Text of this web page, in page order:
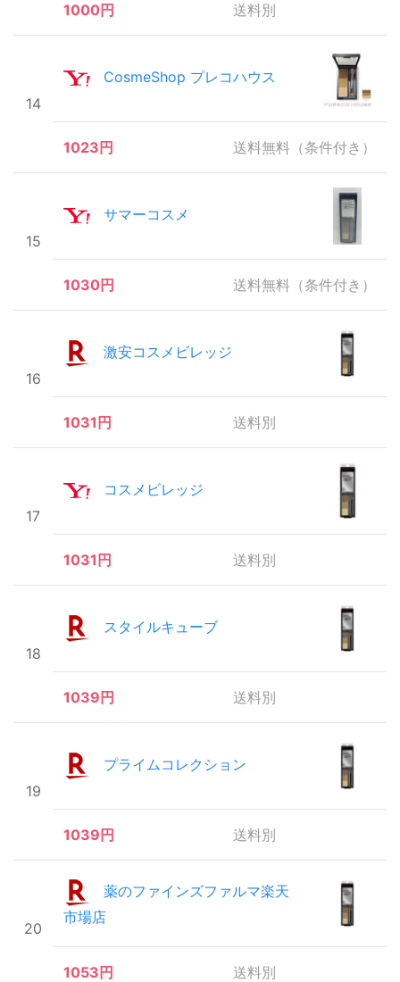
1000円 送料別
14
CosmeShop プレコハウス
1023円 送料無料（条件付き）
15
サマーコスメ
1030円 送料無料（条件付き）
16
激安コスメビレッジ
1031円 送料別
17
コスメビレッジ
1031円 送料別
18
スタイルキューブ
1039円 送料別
19
プライムコレクション
1039円 送料別
20
薬のファインズファルマ楽天
市場店
1053円 送料別